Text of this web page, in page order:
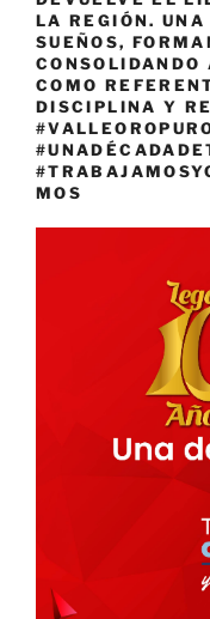
LA REGIÓN.
SUEÑOS,
COMO
DISCIPLINA Y
MOS